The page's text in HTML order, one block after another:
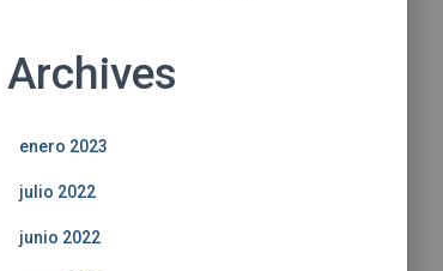
Archives
enero 2023
julio 2022
junio 2022